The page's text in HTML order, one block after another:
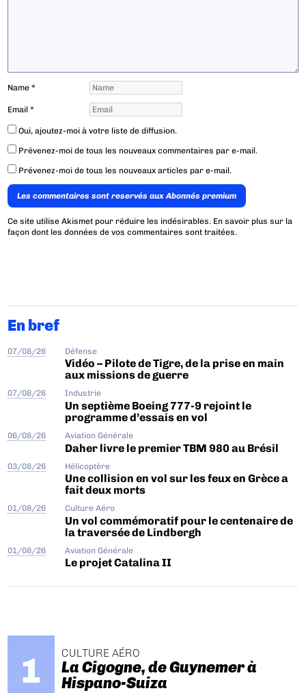
Name*
Email*
Oui, ajoutez-moi à votre liste de diffusion.
Prévenez-moi de tous les nouveaux commentaires par e-mail.
Prévenez-moi de tous les nouveaux articles par e-mail.
Les commentaires sont reservés aux Abonnés premium
Ce site utilise Akismet pour réduire les indésirables. En savoir plus sur la
façon dont les données de vos commentaires sont traitées.
En bref
07/08/26 Défense
Vidéo – Pilote de Tigre, de la prise en main
aux missions de guerre
07/08/26 Industrie
Un septième Boeing 777-9 rejoint le
programme d’essais en vol
06/08/26 Aviation Générale
Daher livre le premier TBM 980 au Brésil
03/08/26 Hélicoptère
Une collision en vol sur les feux en Grèce a
fait deux morts
01/08/26 Culture Aéro
Un vol commémoratif pour le centenaire de
la traversée de Lindbergh
01/08/26 Aviation Générale
Le projet Catalina II
CULTURE AÉRO
La Cigogne, de Guynemer à
Hispano-Suiza